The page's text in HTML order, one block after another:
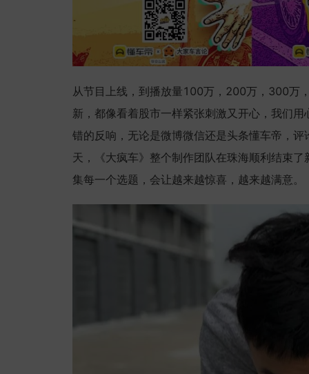
从节目上线，到播放量100万，200万，300万
新，都像看着股市一样紧张刺激又开心，我们
错的反响，无论是微博微信还是头条懂车帝，
天，《大疯车》整个制作团队在珠海顺利结束
集每一个选题，会让越来越惊喜，越来越满意。